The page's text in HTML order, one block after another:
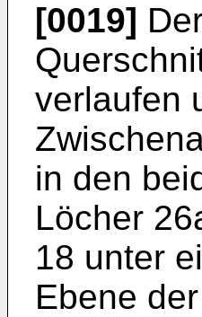
[0019]
verlaufen
in den
Löcher
18 unter
Ebene